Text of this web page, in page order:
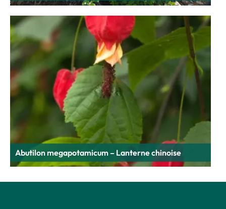
Abutilon megapotamicum – Lanterne chinoise